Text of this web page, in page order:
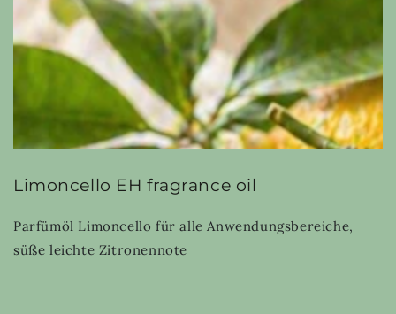
Open
media
{{
index
}}
in
modal
Limoncello EH fragrance oil
Parfümöl Limoncello für alle Anwendungsbereiche,
süße leichte Zitronennote